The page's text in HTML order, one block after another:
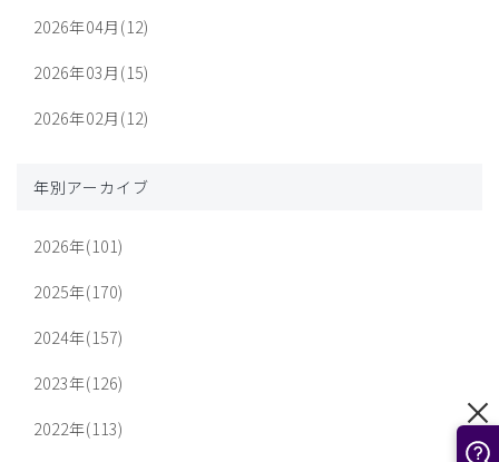
2026年04月(12)
2026年03月(15)
2026年02月(12)
年別アーカイブ
2026年(101)
2025年(170)
2024年(157)
2023年(126)
2022年(113)